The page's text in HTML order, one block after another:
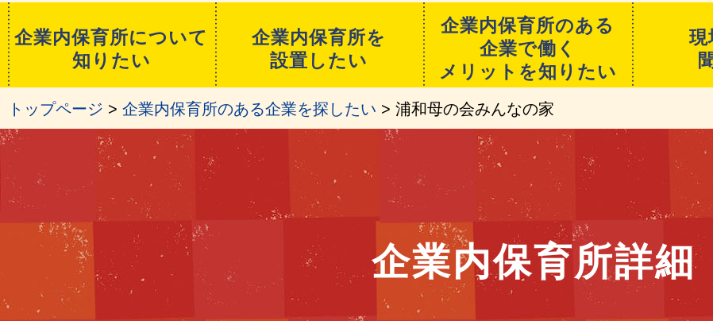
企業内保育所について
知りたい
企業内保育所を
設置したい
企業内保育所のある
企業で働く
メリットを知りたい
現
トップページ > 企業内保育所のある企業を探したい > 浦和母の会みんなの家
企業内保育所詳細